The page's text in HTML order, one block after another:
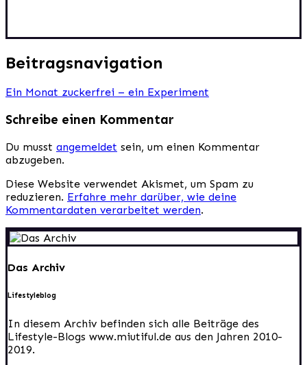
Beitragsnavigation
Ein Monat zuckerfrei – ein Experiment
Schreibe einen Kommentar
Du musst angemeldet sein, um einen Kommentar
abzugeben.
Diese Website verwendet Akismet, um Spam zu
reduzieren. Erfahre mehr darüber, wie deine
Kommentardaten verarbeitet werden.
Das Archiv
Lifestyleblog
In diesem Archiv befinden sich alle Beiträge des
Lifestyle-Blogs www.miutiful.de aus den Jahren 2010-
2019.